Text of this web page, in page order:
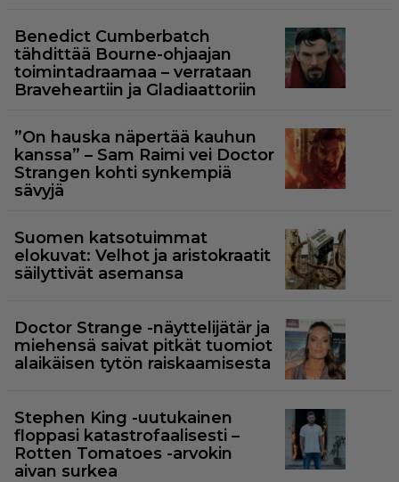
Benedict Cumberbatch
tähdittää Bourne-ohjaajan
toimintadraamaa – verrataan
Braveheartiin ja Gladiaattoriin
”On hauska näpertää kauhun
kanssa” – Sam Raimi vei Doctor
Strangen kohti synkempiä
sävyjä
Suomen katsotuimmat
elokuvat: Velhot ja aristokraatit
säilyttivät asemansa
Doctor Strange -näyttelijätär ja
miehensä saivat pitkät tuomiot
alaikäisen tytön raiskaamisesta
Stephen King -uutukainen
floppasi katastrofaalisesti –
Rotten Tomatoes -arvokin
aivan surkea